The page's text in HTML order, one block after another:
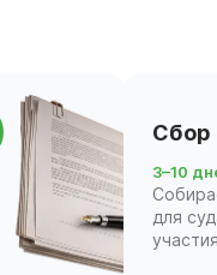
Сбор
3–10
для
участия